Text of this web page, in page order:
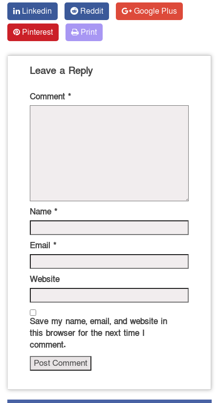
Linkedin
Reddit
Google Plus
Pinterest
Print
Leave a Reply
Comment *
Name *
Email *
Website
Save my name, email, and website in
this browser for the next time I
comment.